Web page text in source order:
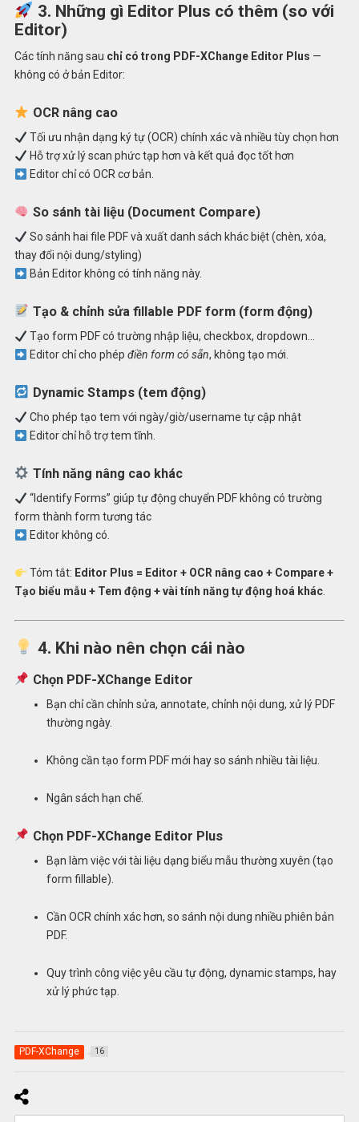
3. Những gì Editor Plus có thêm (so với
Editor)
Các tính năng sau chỉ có trong PDF-XChange Editor Plus —
không có ở bản Editor:
OCR nâng cao
Tối ưu nhận dạng ký tự (OCR) chính xác và nhiều tùy chọn hơn
Hỗ trợ xử lý scan phức tạp hơn và kết quả đọc tốt hơn
Editor chỉ có OCR cơ bản.
So sánh tài liệu (Document Compare)
So sánh hai file PDF và xuất danh sách khác biệt (chèn, xóa,
thay đổi nội dung/styling)
Bản Editor không có tính năng này.
Tạo & chỉnh sửa fillable PDF form(form động)
Tạo form PDF có trường nhập liệu, checkbox, dropdown…
Editor chỉ cho phép điền form có sẵn, không tạo mới.
Dynamic Stamps (tem động)
Cho phép tạo tem với ngày/giờ/username tự cập nhật
Editor chỉ hỗ trợ tem tĩnh.
Tính năng nâng cao khác
“Identify Forms” giúp tự động chuyển PDF không có trường
form thành form tương tác
Editor không có.
Tóm tắt: Editor Plus = Editor + OCR nâng cao + Compare +
Tạo biểu mẫu + Tem động + vài tính năng tự động hoá khác.
4. Khi nào nên chọn cái nào
Chọn PDF-XChange Editor
Bạn chỉ cần chỉnh sửa, annotate, chỉnh nội dung, xử lý PDF
thường ngày.
Không cần tạo form PDF mới hay so sánh nhiều tài liệu.
Ngân sách hạn chế.
Chọn PDF-XChange Editor Plus
Bạn làm việc với tài liệu dạng biểu mẫu thường xuyên (tạo
form fillable).
Cần OCR chính xác hơn, so sánh nội dung nhiều phiên bản
PDF.
Quy trình công việc yêu cầu tự động, dynamic stamps, hay
xử lý phức tạp.
PDF-XChange 16